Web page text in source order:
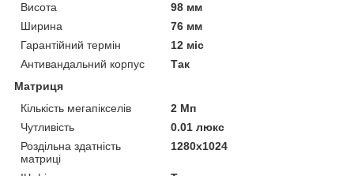
Висота
98 мм
Ширина
76 мм
Гарантійний термін
12 міс
Антивандальний корпус
Так
Матриця
Кількість мегапікселів
2 Мп
Чутливість
0.01 люкс
Роздільна здатність
матриці
1280x1024